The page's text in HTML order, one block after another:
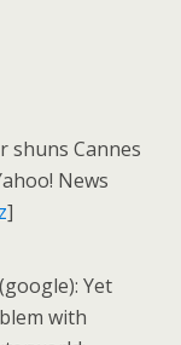
shuns Cannes
News
]
Yet
with